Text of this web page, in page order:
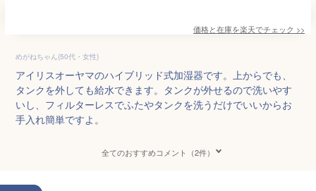
価格と在庫を楽天でチェック >>
めがねちゃん(50代・女性)
アイリスオーヤマのハイブリッド式加湿器です。上からでも、
タンクを外しても給水できます。タンクが外せるので洗いやす
いし、フィルターレスでふたやタンクを洗うだけでいいからお
手入れ簡単ですよ。
全てのおすすめコメント（2件）